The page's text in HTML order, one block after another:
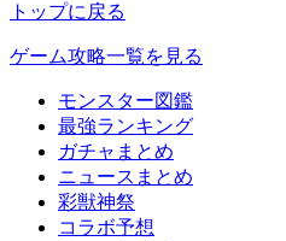
トップに戻る
ゲーム攻略一覧を見る
モンスター図鑑
最強ランキング
ガチャまとめ
ニュースまとめ
彩獣神祭
コラボ予想